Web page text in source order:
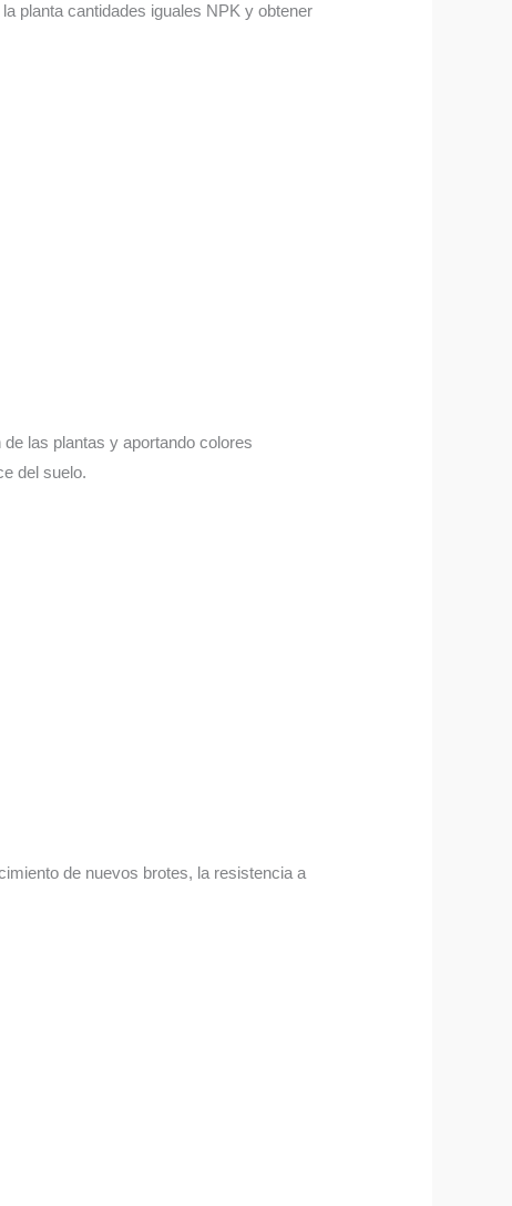
planta cantidades iguales NPK y obtener
las plantas y aportando colores
del suelo.
de nuevos brotes, la resistencia a